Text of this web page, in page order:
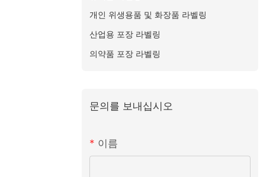
개인 위생용품 및 화장품 라벨링
산업용 포장 라벨링
의약품 포장 라벨링
문의를 보내십시오
이름